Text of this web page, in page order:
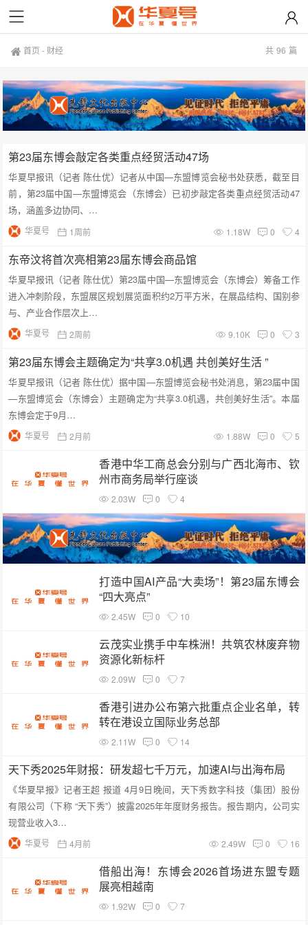
首页 - 财经 共 96 篇
第23届东博会敲定各类重点经贸活动47场
华夏早报讯（记者 陈仕优）记者从中国—东盟博览会秘书处获悉，截至目
前，第23届中国—东盟博览会（东博会）已初步敲定各类重点经贸活动47
场，涵盖多边协同、…
华夏号 1周前 1.18W 0 4
东帝汶将首次亮相第23届东博会商品馆
华夏早报讯（记者 陈仕优）第23届中国—东盟博览会（东博会）筹备工作
进入冲刺阶段，东盟展区规划展览面积约2万平方米，在展品结构、国别参
与、产业合作层次上…
华夏号 2周前 9.10K 0 3
第23届东博会主题确定为“共享3.0机遇 共创美好生活 ”
华夏早报讯（记者 陈仕优）据中国—东盟博览会秘书处消息，第23届中国
—东盟博览会（东博会）主题确定为“共享3.0机遇，共创美好生活”。本届
东博会定于9月…
华夏号 2月前 1.88W 0 5
香港中华工商总会分别与广西北海市、钦
州市商务局举行座谈
2.03W 0 4
打造中国AI产品“大卖场”！第23届东博会
“四大亮点”
2.45W 0 10
云茂实业携手中车株洲！共筑农林废弃物
资源化新标杆
2.09W 0 7
香港引进办公布第六批重点企业名单，转
转在港设立国际业务总部
2.11W 0 14
天下秀2025年财报：研发超七千万元，加速AI与出海布局
《华夏早报》记者王超 报道 4月9日晚间，天下秀数字科技（集团）股份
有限公司（下称 “天下秀”）披露2025年年度财务报告。报告期内，公司实
现营业收入3…
华夏号 4月前 2.49W 0 16
借船出海！东博会2026首场进东盟专题
展亮相越南
1.92W 0 7